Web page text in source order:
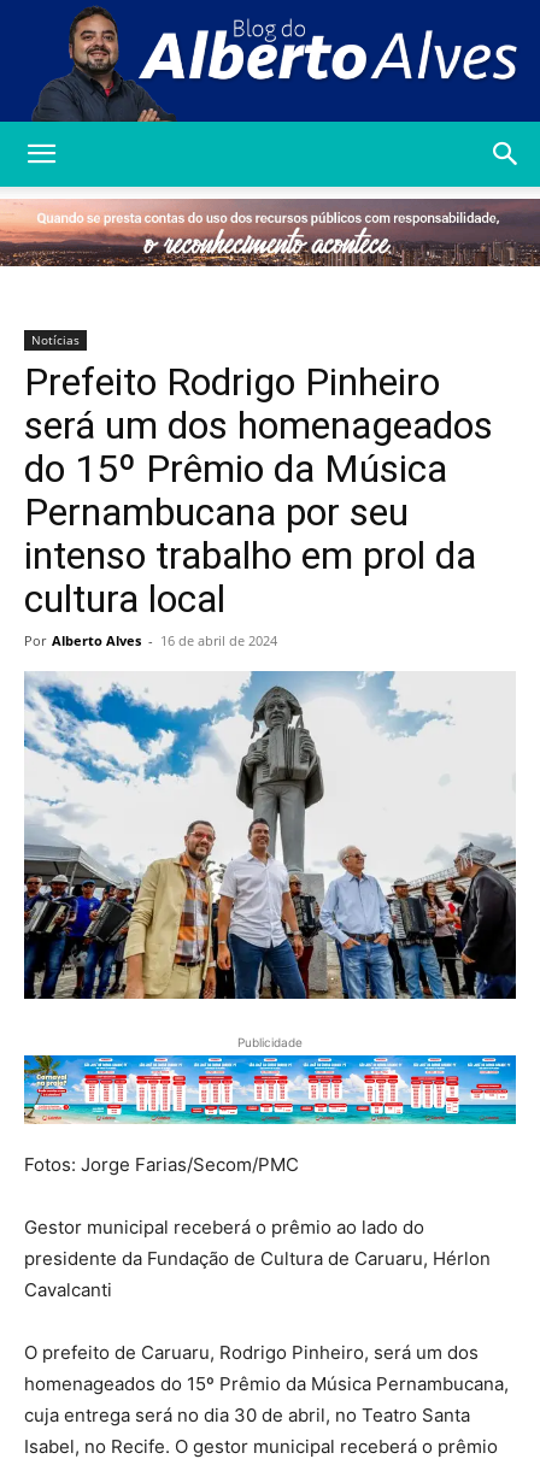
Alberto
Notícias
Prefeito Rodrigo Pinheiro
será um dos homenageados
do 15º Prêmio da Música
Pernambucana por seu
intenso trabalho em prol da
cultura local
Por Alberto Alves - 16 de abril de 2024
Publicidade
Fotos: Jorge Farias/Secom/PMC
Gestor municipal receberá o prêmio ao lado do
presidente da Fundação de Cultura de Caruaru, Hérlon
Cavalcanti
O prefeito de Caruaru, Rodrigo Pinheiro, será um dos
homenageados do 15º Prêmio da Música Pernambucana,
cuja entrega será no dia 30 de abril, no Teatro Santa
Isabel, no Recife. O gestor municipal receberá o prêmio